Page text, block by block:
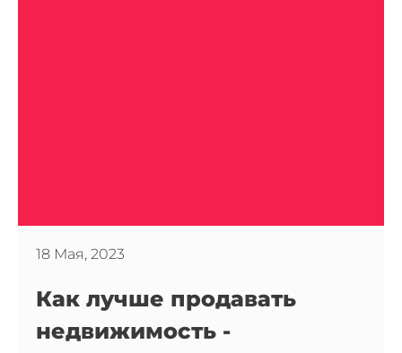
18 Мая, 2023
Как лучше продавать
недвижимость -